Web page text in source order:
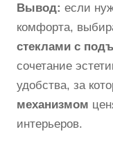
Вывод: если
комфорта,
стеклами с
сочетание
удобства, за
механизмом
интерьеров.